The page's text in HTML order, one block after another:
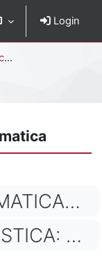
Login
ICDL
STONE